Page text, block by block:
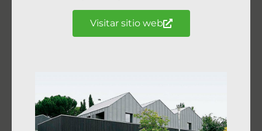
Visitar sitio web